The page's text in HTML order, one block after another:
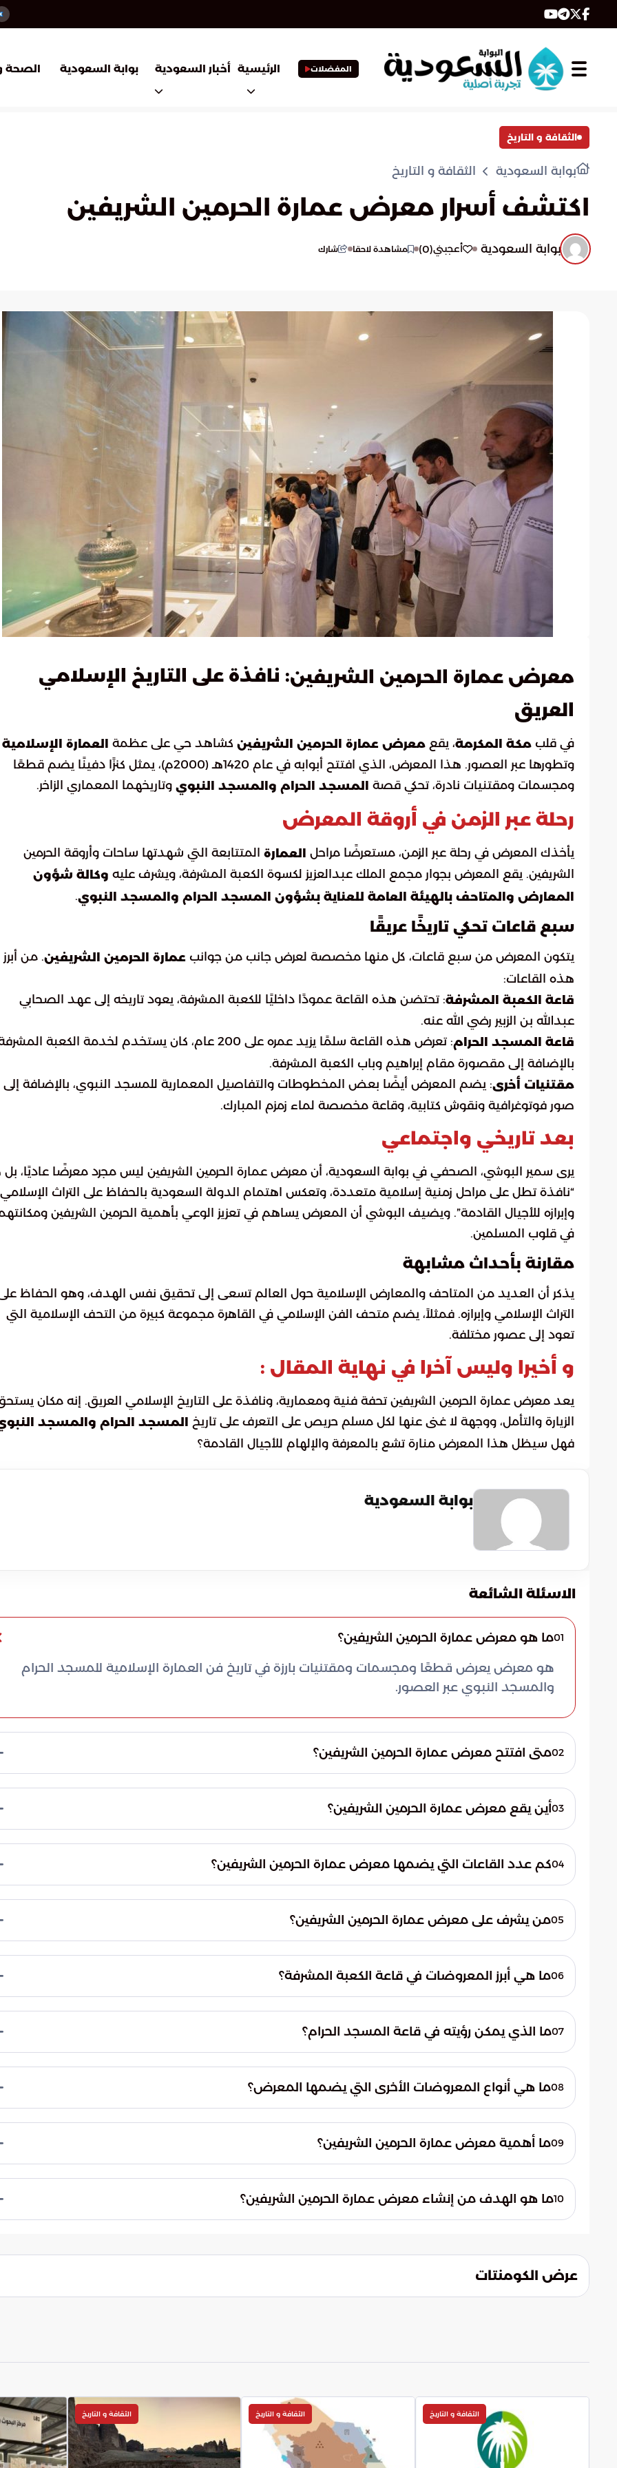
المفضلات الرئيسية أخبار السعودية بوابة السعودية الصحة
الثقافة و التاريخ
بوابة السعودية الثقافة و التاريخ
اكتشف أسرار معرض عمارة الحرمين الشريفين
بوابة السعودية أعجبني(
0
) مشاهدة لاحقا شارك
معرض عمارة الحرمين الشريفين: نافذة على التاريخ الإسلامي
العريق
في قلب مكة المكرمة، يقع معرض عمارة الحرمين الشريفين كشاهد حي على عظمة
العمارة الإسلامية
وتطورها عبر العصور. هذا المعرض، الذي افتتح أبوابه في عام 1420هـ (2000م)، يمثل كنزًا دفينًا يضم قطعًا
ومجسمات ومقتنيات نادرة، تحكي قصة
المسجد الحرام والمسجد النبوي وتاريخهما المعماري الزاخر.
رحلة عبر الزمن في أروقة المعرض
يأخذك المعرض في رحلة عبر الزمن، مستعرضًا مراحل العمارة المتتابعة التي شهدتها ساحات وأروقة الحرمين
الشريفين. يقع المعرض بجوار مجمع الملك عبدالعزيز لكسوة الكعبة المشرفة، ويشرف عليه وكالة شؤون
المعارض والمتاحف بالهيئة العامة للعناية بشؤون المسجد الحرام والمسجد النبوي.
سبع قاعات تحكي تاريخًا عريقًا
يتكون المعرض من سبع قاعات، كل منها مخصصة لعرض جانب من جوانب عمارة الحرمين الشريفين. من أبرز
هذه القاعات:
قاعة الكعبة المشرفة: تحتضن هذه القاعة عمودًا داخليًا للكعبة المشرفة، يعود تاريخه إلى عهد الصحابي
عبدالله بن الزبير رضي الله عنه.
قاعة المسجد الحرام
: تعرض هذه القاعة سلمًا يزيد عمره على 200 عام، كان يستخدم لخدمة الكعبة
بالإضافة إلى مقصورة مقام إبراهيم وباب الكعبة المشرفة.
مقتنيات أخرى: يضم المعرض أيضًا بعض المخطوطات والتفاصيل المعمارية للمسجد النبوي، بالإضافة إلى
صور فوتوغرافية ونقوش كتابية، وقاعة مخصصة لماء زمزم المبارك.
بعد تاريخي واجتماعي
يرى سمير البوشي، الصحفي في بوابة السعودية، أن معرض عمارة الحرمين الشريفين ليس مجرد معرضًا عاديًا،
“نافذة تطل على مراحل زمنية إسلامية متعددة، وتعكس اهتمام الدولة السعودية بالحفاظ على التراث الإسلامي
وإبرازه للأجيال القادمة”. ويضيف البوشي أن المعرض يساهم في تعزيز الوعي بأهمية الحرمين الشريفين
في قلوب المسلمين.
مقارنة بأحداث مشابهة
يذكر أن العديد من المتاحف والمعارض الإسلامية حول العالم تسعى إلى تحقيق نفس الهدف، وهو الحفاظ
التراث الإسلامي وإبرازه. فمثلاً، يضم متحف الفن الإسلامي في القاهرة مجموعة كبيرة من التحف الإسلامية التي
تعود إلى عصور مختلفة.
و أخيرا وليس آخرا في نهاية المقال :
يعد معرض عمارة الحرمين الشريفين تحفة فنية ومعمارية، ونافذة على التاريخ الإسلامي العريق. إنه مكان
الزيارة والتأمل، ووجهة لا غنى عنها لكل مسلم حريص على التعرف على تاريخ
المسجد الحرام والمسجد
فهل سيظل هذا المعرض منارة تشع بالمعرفة والإلهام للأجيال القادمة؟
بوابة السعودية
الاسئلة الشائعة
01ما هو معرض عمارة الحرمين الشريفين؟
هو معرض يعرض قطعًا ومجسمات ومقتنيات بارزة في تاريخ فن العمارة الإسلامية للمسجد الحرام
والمسجد النبوي عبر العصور.
02متى افتتح معرض عمارة الحرمين الشريفين؟
03أين يقع معرض عمارة الحرمين الشريفين؟
04كم عدد القاعات التي يضمها معرض عمارة الحرمين الشريفين؟
05من يشرف على معرض عمارة الحرمين الشريفين؟
النبوي.06ما هي أبرز المعروضات في قاعة الكعبة المشرفة؟
07ما الذي يمكن رؤيته في قاعة المسجد الحرام؟
الكعبة المشرفة.08ما هي أنواع المعروضات الأخرى التي يضمها المعرض؟
زمزم.09ما أهمية معرض عمارة الحرمين الشريفين؟
10ما هو الهدف من إنشاء معرض عمارة الحرمين الشريفين؟
عرض الكومنتات
الثقافة و التاريخ الثقافة و التاريخ الثقافة و التاريخ